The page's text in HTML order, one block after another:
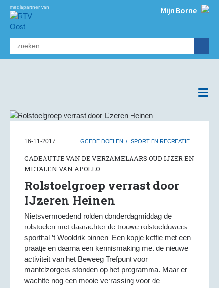
mediapartner van Mijn Borne
16-11-2017 GOEDE DOELEN SPORT EN RECREATIE
CADEAUTJE VAN DE VERZAMELAARS OUD IJZER EN
METALEN VAN APOLLO
Rolstoelgroep verrast door
IJzeren Heinen
Nietsvermoedend rolden donderdagmiddag de
rolstoelen met daarachter de trouwe rolstoelduwers
sporthal ’t Wooldrik binnen. Een kopje koffie met een
praatje en daarna een kennismaking met de nieuwe
activiteit van het Beweeg Trefpunt voor
mantelzorgers stonden op het programma. Maar er
wachtte nog een mooie verrassing voor de